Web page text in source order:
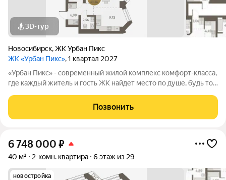
3D-тур
Новосибирск,ЖК Урбан Пикс
ЖК «Урбан Пикс», 1 квартал 2027
«Урбан Пикс» - cовременный жилой комплекс комфорт-класса,
где каждый житель и гость ЖК найдет место по душе, будь то
дерева. Дома, объединенные одной концепцией, станут
точкой притяжения,
Позвонить
6 748 000 ₽
40 м² 2-комн. квартира 6 этаж из 29
новостройка